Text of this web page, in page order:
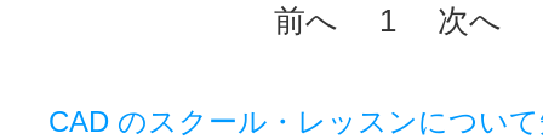
前へ 1 次へ
CAD のスクール・レッスンについ